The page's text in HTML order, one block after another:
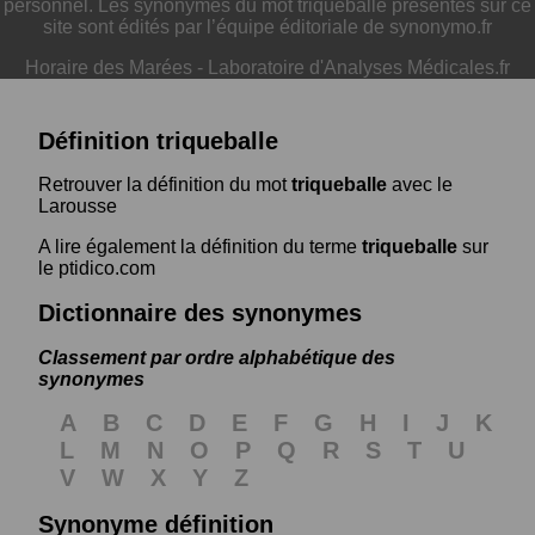
personnel. Les synonymes du mot triqueballe présentés sur ce
site sont édités par l’équipe éditoriale de synonymo.fr
Horaire des Marées - Laboratoire d'Analyses Médicales.fr
Définition triqueballe
Retrouver la définition du mottriqueballe avec le
Larousse
A lire également la définition du terme triqueballe sur
le ptidico.com
Dictionnaire des synonymes
Classement par ordre alphabétique des
synonymes
A B C D E F G H I J
K
L
M N O P Q R S T
U
V
W X Y
Z
Synonyme définition